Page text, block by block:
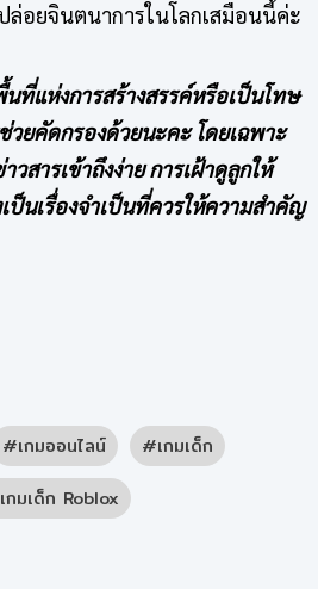
อยจินตนาการในโลกเสมือนนี้ค่ะ
ที่แห่งการสร้างสรรค์หรือเป็นโทษ
ยคัดกรองด้วยนะคะ โดยเฉพาะ
สารเข้าถึงง่าย การเฝ้าดูลูกให้
ป็นเรื่องจำเป็นที่ควรให้ความสำคัญ
เกมออนไลน์
เกมเด็ก
เกมเด็ก Roblox